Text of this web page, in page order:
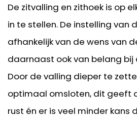
De zitvalling en zithoek is op
in te stellen. De instelling van
afhankelijk van de wens van
daarnaast ook van belang bij
Door de valling dieper te
optimaal omsloten, dit geeft
rust én er is veel minder kans